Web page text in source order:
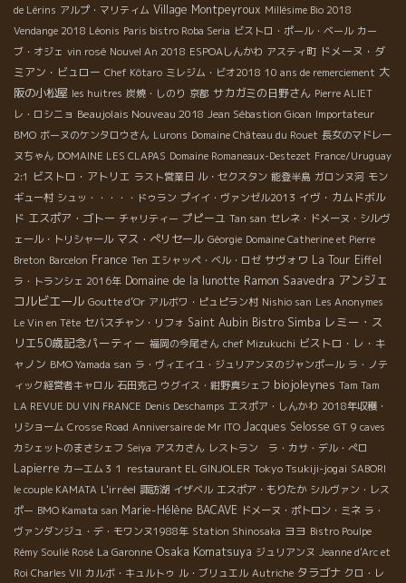
de Lérins アルプ・マリティム Village Montpeyroux Millésime Bio 2018
Vendange 2018 Léonis Paris bistro Roba Seria ビストロ・ポール・ベール カー
ブ・オジェ vin rosé Nouvel An 2018 ESPOAしんかわ アスティ町 ドメーヌ・ダ
ミアン・ビュロー Chef Kôtaro ミレジム・ビオ2018 10 ans de remerciement 大
阪の小松屋 les huitres 炭焼・しのり 京都 サカガミの日野さん Pierre ALIET
レ・ロシニョ Beaujolais Nouveau 2018 Jean Sébastion Gioan Importateur
BMO ボーヌのケンタロウさん Lurons Domaine Château du Rouet 長女のマドレー
ヌちゃん DOMAINE LES CLAPAS Domaine Romaneaux-Destezet France/Uruguay
2:1 ビストロ・アトリエ ラスト営業日 ル・セクスタン 能登半島 ガロンヌ河 モン
ギュー村 シュッ・・・・・ドゥラン プイイ・ヴァンゼル2013 イヴ・カムドボル
ド エスポア・ゴトー チャリティー プピーユ Tan san セレネ・ドメーヌ・シルヴ
ェール・トリシャール マス・ぺリセール Géorgie Domaine Catherine et Pierre
Breton Barcelon France Ten エシャッペ・ベル・ロゼ サヴォワ La Tour Eiffel
ラ・トランシェ 2016年 Domaine de la lunotte Ramon Saavedra アンジェ
コルビエール Goutte d’Or アルボワ・ピュピラン村 Nishio san Les Anonymes
Le Vin en Tête セバスチャン・リフォ Saint Aubin Bistro Simba レミー・ス
リエ50歳記念パーティー 福岡の今尾さん chef Mizukuchi ビストロ・レ・キ
ャノン BMO Yamada san ラ・ヴィエイユ・ジュリアンヌのジャンポール ラ・ノテ
ィック経営者キャロル 石田克己 ウグイス・紺野真シェフ biojoleynes Tam Tam
LA REVUE DU VIN FRANCE Denis Deschamps エスポア・しんかわ 2018年収穫・
リショーム Crosse Road Anniversaire de Mr ITO Jacques Selosse GT 9 caves
カシェットのまさシェフ Seiya アスカさん レストラン ラ・カサ・デル・ぺロ
Lapierre カーエム３１ restaurant EL GINJOLER Tokyo Tsukiji-jogai SABORI
le couple KAMATA L'irréel 諏訪湖 イザベル エスポア・もりたか シルヴァン・レス
ポー BMO Kamata san Marie-Hélène BACAVE ドメーヌ・ポトロン・ミネ ラ・
ヴァンダンジュ・デ・モワンヌ1988年 Station Shinosaka ヨヨ Bistro Poulpe
Rémy Soulié Rosé La Garonne Osaka Komatsuya ジュリアンヌ Jeanne d'Arc et
Roi Charles VII カルボ・キュルトゥ ル・ブリュエル Autriche タラゴナ クロ・レ